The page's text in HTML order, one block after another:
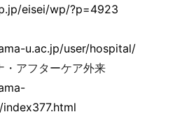
eisei/wp/?p=4923
u.ac.jp/user/hospital/
・アフターケア外来